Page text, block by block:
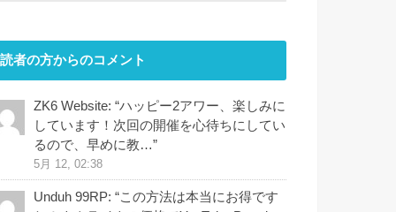
読者の方からのコメント
ZK6 Website: “ハッピー2アワー、楽しみに
しています！次回の開催を心待ちにしてい
るので、早めに教…”
5月 12, 02:38
Unduh 99RP: “この方法は本当にお得です